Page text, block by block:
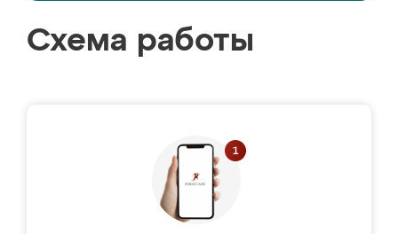
Схема работы